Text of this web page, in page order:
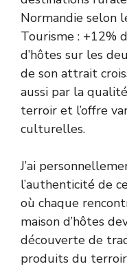
Normandie selon
Tourisme : +12%
d’hôtes sur les
de son attrait
aussi par la
terroir et l’offre
culturelles.
J’ai
l’authenticité de
où chaque
maison d’hôtes
découverte de
produits du